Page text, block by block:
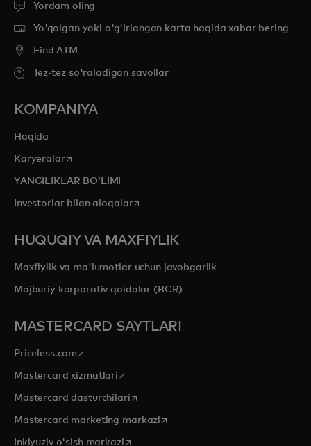
Yordam oling
Yo'qolgan yoki o'g'irlangan karta haqida xabar bering
Find ATM
Tez-tez so'raladigan savollar
KOMPANIYA
Haqida
Karyeralaropens in a new tab
YANGILIKLAR BOʻLIMI
Investorlar bilan aloqalaropens in a new tab
HUQUQIY VA MAXFIYLIK
Maxfiylik va ma'lumotlar uchun javobgarlik
Majburiy korporativ qoidalar (BCR)
MASTERCARD SAYTLARI
Priceless.com opens in a new tab
Mastercard xizmatlari opens in a new tab
Mastercard dasturchilariopens in a new tab
Mastercard marketing markazi opens in a new tab
Inklyuziv o'sish markaziopens in a new tab